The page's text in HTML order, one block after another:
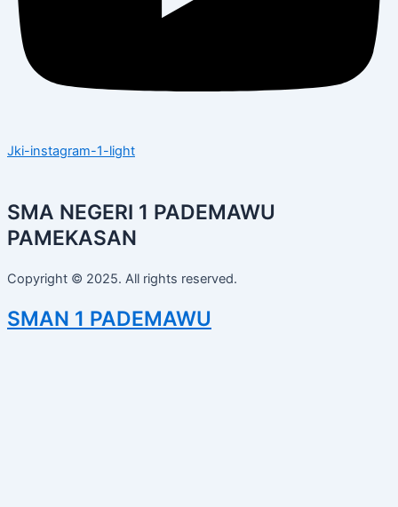
Jki-instagram-1-light
SMA NEGERI 1 PADEMAWU
PAMEKASAN
Copyright © 2025. All rights reserved.
SMAN 1 PADEMAWU